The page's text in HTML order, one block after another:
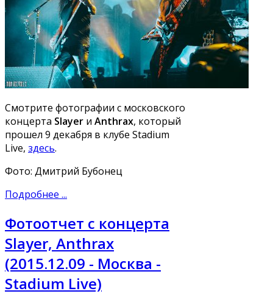
Смотрите фотографии с московского
концерта Slayer и Anthrax, который
прошел 9 декабря в клубе Stadium
Live, здесь.
Фото: Дмитрий Бубонец
Подробнее ...
Фотоотчет с концерта
Slayer, Anthrax
(2015.12.09 - Москва -
Stadium Live)